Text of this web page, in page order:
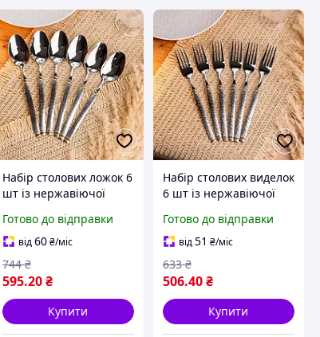
Набір столових ложок 6
шт із нержавіючої
Elegant глянцеві
комплект прилади
Готово до відправки
від60 ₴/міс
595.20 ₴
744 ₴
Купити
Набір столових виделок
6 шт із нержавіючої
Elegant глянцеві
комплект прилади для
кухні
Готово до відправки
від51 ₴/міс
506.40₴
633 ₴
Купити